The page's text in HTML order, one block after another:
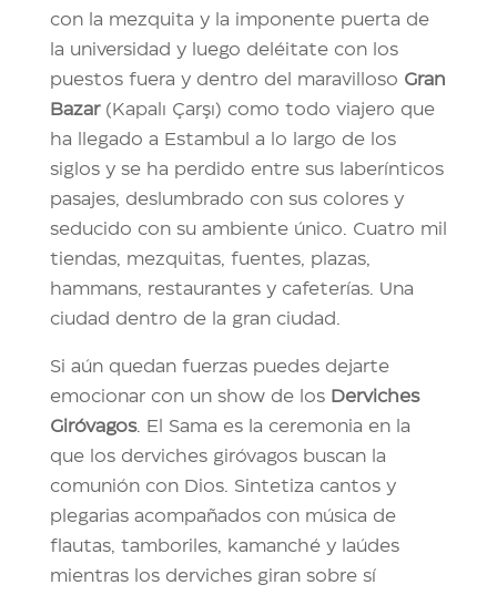
con la mezquita y la imponente puerta de
la universidad y luego deléitate con los
puestos fuera y dentro del maravilloso Gran
Bazar(Kapalı Çarşı) como todo viajero que
ha llegado a Estambul a lo largo de los
siglos y se ha perdido entre sus laberínticos
pasajes, deslumbrado con sus colores y
seducido con su ambiente único. Cuatro mil
tiendas, mezquitas, fuentes, plazas,
hammans, restaurantes y cafeterías. Una
ciudad dentro de la gran ciudad.
Si aún quedan fuerzas puedes dejarte
emocionar con un show de los Derviches
Giróvagos. El Sama es la ceremonia en la
que los derviches giróvagos buscan la
comunión con Dios. Sintetiza cantos y
plegarias acompañados con música de
flautas, tamboriles, kamanché y laúdes
mientras los derviches giran sobre sí